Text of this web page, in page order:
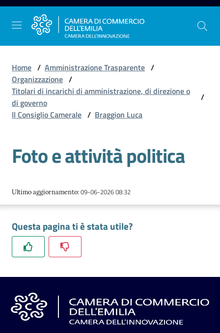
Vai al contenuto
Vai alla navigazione
Vai al footer
La
Camera
dell'Emilia
Gestire
l'impresa
e
territorio
Tutelare
l'Impresa
Home / Amministrazione Trasparente /
Organizzazione /
Titolari di incarichi di amministrazione, di direzione o
di governo
/
Il Consiglio Camerale / Braggion Luca
Foto e attività politica
Ultimo aggiornamento:09-06-2026 08:32
Questa pagina ti è stata utile?